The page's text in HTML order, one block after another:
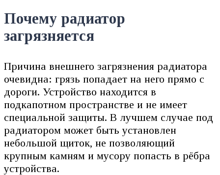
Почему радиатор
загрязняется
Причина внешнего загрязнения радиатора
очевидна: грязь попадает на него прямо с
дороги. Устройство находится в
подкапотном пространстве и не имеет
специальной защиты. В лучшем случае под
радиатором может быть установлен
небольшой щиток, не позволяющий
крупным камням и мусору попасть в рёбра
устройства.